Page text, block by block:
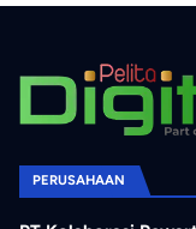
PERUSAHAAN